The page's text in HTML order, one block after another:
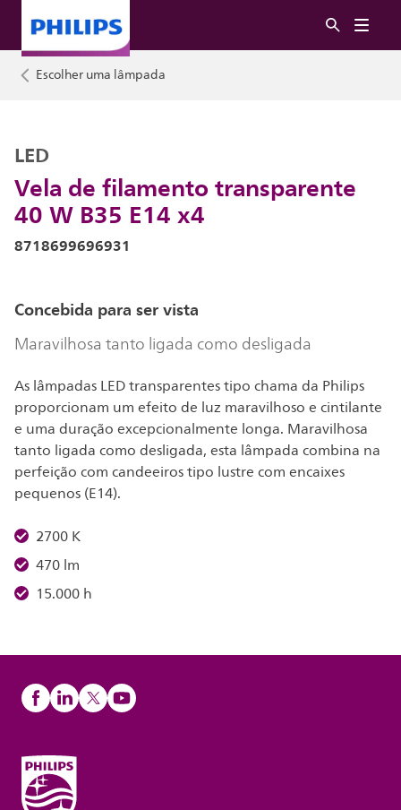
Escolher uma lâmpada
Vela de filamento transparente
40 W B35 E14 x4
LED
8718699696931
Concebida para ser vista
Maravilhosa tanto ligada como desligada
As lâmpadas LED transparentes tipo chama da Philips
proporcionam um efeito de luz maravilhoso e cintilante
e uma duração excepcionalmente longa. Maravilhosa
tanto ligada como desligada, esta lâmpada combina na
perfeição com candeeiros tipo lustre com encaixes
pequenos (E14).
2700 K
470 lm
15.000 h